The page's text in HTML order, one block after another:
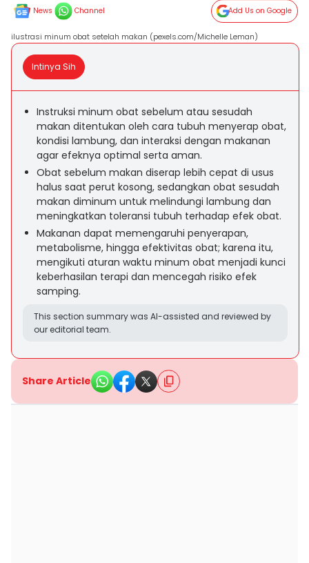
News Channel Add Us on Google
ilustrasi minum obat setelah makan (pexels.com/Michelle Leman)
Intinya Sih
Instruksi minum obat sebelum atau sesudah
makan ditentukan oleh cara tubuh menyerap obat,
kondisi lambung, dan interaksi dengan makanan
agar efeknya optimal serta aman.
Obat sebelum makan diserap lebih cepat di usus
halus saat perut kosong, sedangkan obat sesudah
makan diminum untuk melindungi lambung dan
meningkatkan toleransi tubuh terhadap efek obat.
Makanan dapat memengaruhi penyerapan,
metabolisme, hingga efektivitas obat; karena itu,
mengikuti aturan waktu minum obat menjadi kunci
keberhasilan terapi dan mencegah risiko efek
samping.
This section summary was AI-assisted and reviewed by
our editorial team.
Share Article